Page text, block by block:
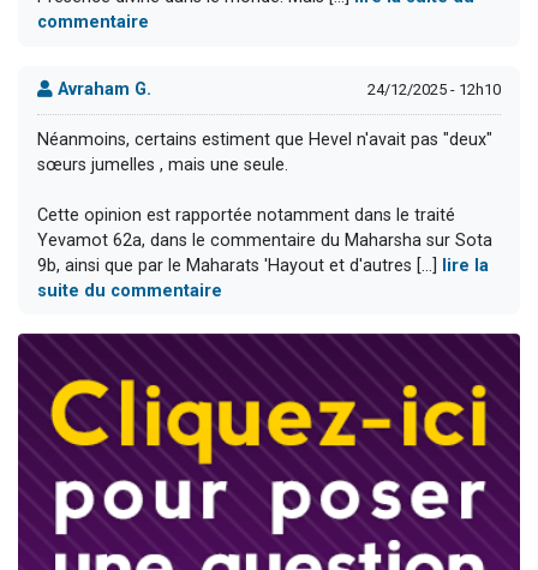
commentaire
Avraham G. 24/12/2025 - 12h10
Néanmoins, certains estiment que Hevel n'avait pas "deux"
sœurs jumelles , mais une seule.
Cette opinion est rapportée notamment dans le traité
Yevamot 62a, dans le commentaire du Maharsha sur Sota
9b, ainsi que par le Maharats 'Hayout et d'autres [...]
lire la
suite du commentaire